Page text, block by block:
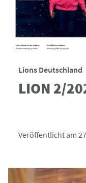
Lions Deutschland
LION 2/
Veröffentlicht am